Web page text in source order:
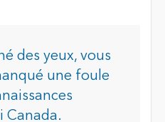
des yeux, vous
une foule
Canada.